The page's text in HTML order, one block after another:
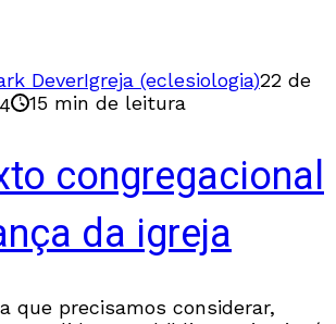
DeverIgreja (eclesiologia)22 de
15 min de leitura
congregacional
da igreja
que precisamos considerar,